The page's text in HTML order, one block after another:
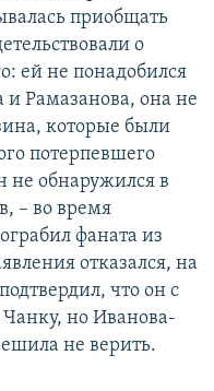
приобщать
о
ей не понадобился
Рамазанова, она не
которые были
потерпевшего
не обнаружился в
– во время
фаната из
отказался, на
что он с
Чанку, но Иванова-
не верить.